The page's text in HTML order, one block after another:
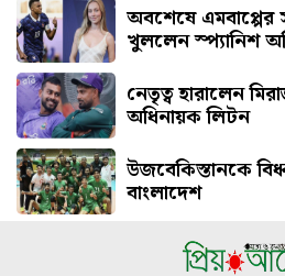
অবশেষে এমবাপ্পের
খুললেন স্প্যানিশ
নেতৃত্ব হারালেন
অধিনায়ক লিটন
উজবেকিস্তানকে
বাংলাদেশ